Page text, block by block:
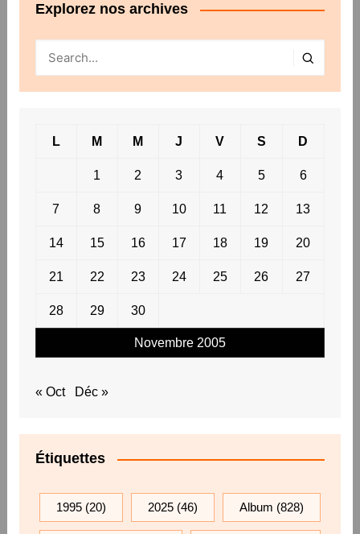
Explorez nos archives
Novembre 2005
L M M J V S D
1 2 3 4 5 6
7 8 9 10 11 12 13
14 15 16 17 18 19 20
21 22 23 24 25 26 27
28 29 30
« Oct Déc »
Étiquettes
1995(20) 2025 (46) Album (828)